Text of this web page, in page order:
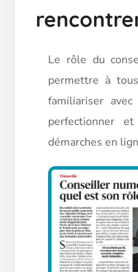
Le rôle du
permettre à
familiariser
perfectionner
démarches en